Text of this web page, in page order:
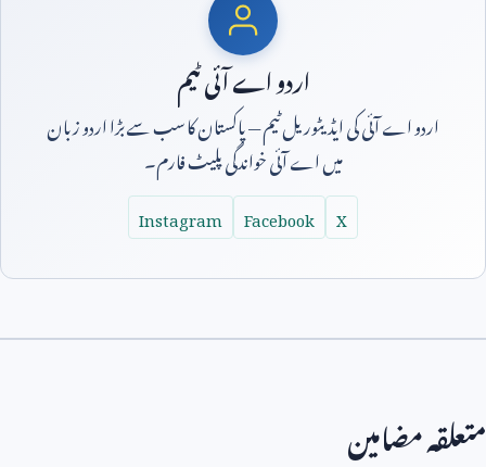
اردو اے آئی ٹیم
اردو اے آئی کی ایڈیٹوریل ٹیم — پاکستان کا سب سے بڑا اردو زبان
میں اے آئی خواندگی پلیٹ فارم۔
X
Facebook
Instagram
متعلقہ مضامین